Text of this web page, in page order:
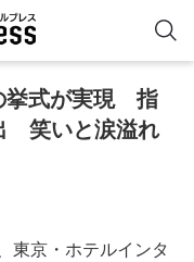
挙式が実現 指
笑いと涙溢れ
東京・ホテルインタ